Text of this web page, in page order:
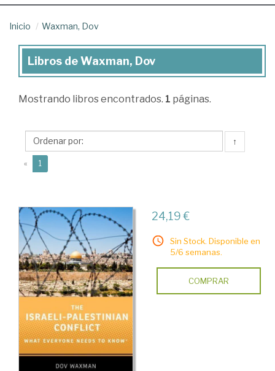
Inicio Waxman, Dov
Libros
Waxman,
Libros de Waxman, Dov
Mostrando libros encontrados. 1 páginas.
↑
« 1
24,19 €
Sin Stock. Disponible en
5/6 semanas.
COMPRAR